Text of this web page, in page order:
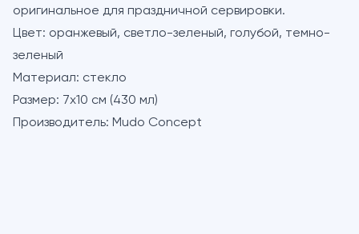
оригинальное для праздничной сервировки.
Цвет: оранжевый, светло-зеленый, голубой, темно-
зеленый
Материал: стекло
Размер: 7х10 см (430 мл)
Производитель: Mudo Concept